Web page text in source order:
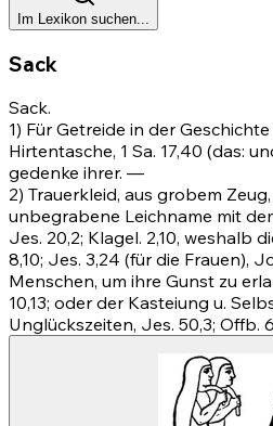
Im Lexikon suchen...
Sack
Sack.
1) Für Getreide in der
Hirtentasche, 1 Sa. 17,40 (das:
gedenke ihrer. —
2) Trauerkleid, aus grobem
unbegrabene Leichname mit
Jes. 20,2; Klagel. 2,10, weshalb
8,10; Jes. 3,24 (für die Frauen),
Menschen, um ihre Gunst zu
10,13; oder der Kasteiung u.
Unglückszeiten, Jes. 50,3; Offb.